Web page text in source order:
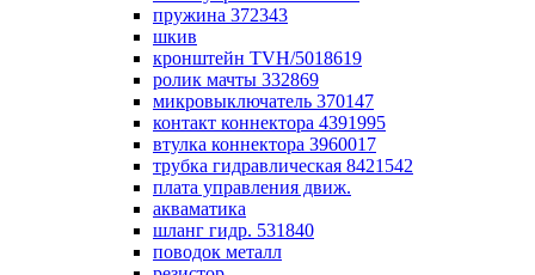
пружина 372343
шкив
кронштейн TVH/5018619
ролик мачты 332869
микровыключатель 370147
контакт коннектора 4391995
втулка коннектора 3960017
трубка гидравлическая 8421542
плата управления движ.
акваматика
шланг гидр. 531840
поводок металл